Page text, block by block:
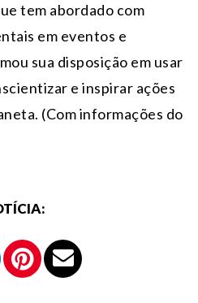
tem abordado com
em eventos e
sua disposição em usar
e inspirar ações
(Com informações do